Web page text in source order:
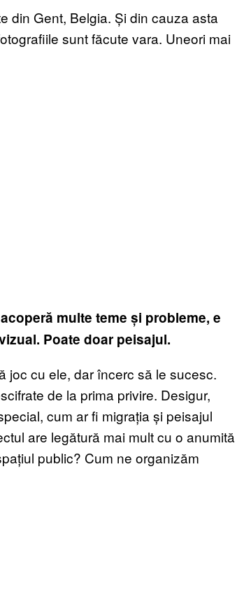
din Gent, Belgia. Și din cauza asta
sunt făcute vara. Uneori mai
multe teme și probleme, e
Poate doar peisajul.
joc cu ele, dar încerc să le sucesc.
de la prima privire. Desigur,
cum ar fi migrația și peisajul
are legătură mai mult cu o anumită
public? Cum ne organizăm